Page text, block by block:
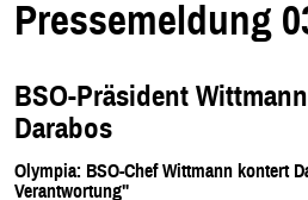
Pressemeldung
BSO-Präsident
Darabos
Olympia: BSO-Chef Wittmann kontert
Verantwortung"